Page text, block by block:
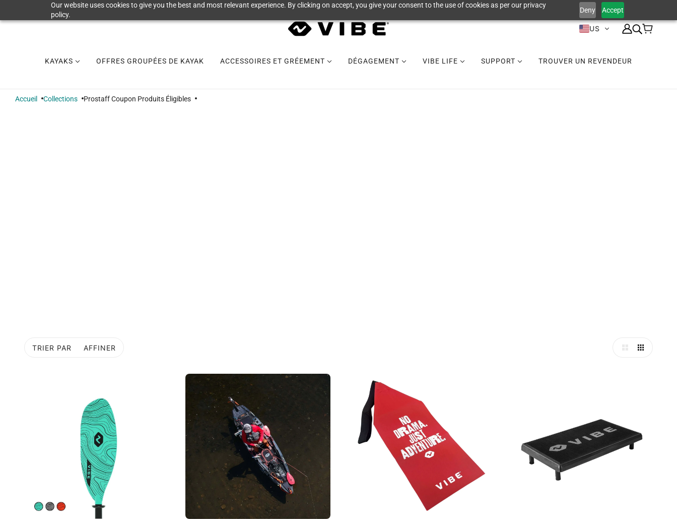
Our website uses cookies to give you the best and most relevant experience. By clicking on accept, you give your consent to the use of cookies as per our privacy
policy.
Deny Accept
US
KAYAKS OFFRES GROUPÉES DE KAYAK ACCESSOIRES ET GRÉEMENT DÉGAGEMENT VIBE LIFE SUPPORT TROUVER UN REVENDEUR
Accueil Collections Prostaff Coupon Produits Éligibles
TRIER PAR AFFINER